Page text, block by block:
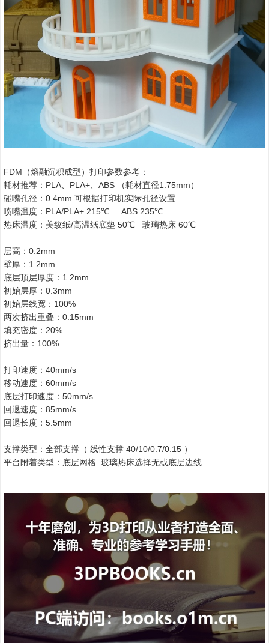
FDM（熔融沉积成型）打印参数参考：
耗材推荐：PLA、PLA+、ABS （耗材直径1.75mm）
碰嘴孔径：0.4mm 可根据打印机实际孔径设置
喷嘴温度：PLA/PLA+ 215℃ ABS 235℃
热床温度：美纹纸/高温纸底垫 50℃ 玻璃热床 60℃
层高：0.2mm
壁厚：1.2mm
底层顶层厚度：1.2mm
初始层厚：0.3mm
初始层线宽：100%
两次挤出重叠：0.15mm
填充密度：20%
挤出量：100%
打印速度：40mm/s
移动速度：60mm/s
底层打印速度：50mm/s
回退速度：85mm/s
回退长度：5.5mm
支撑类型：全部支撑（ 线性支撑 40/10/0.7/0.15 ）
平台附着类型：底层网格 玻璃热床选择无或底层边线